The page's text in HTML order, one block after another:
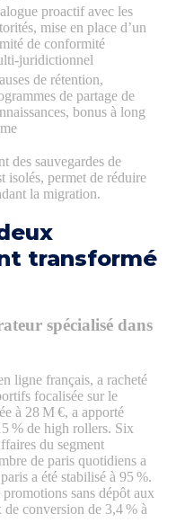
proactif avec les
mise en place d’un
de conformité
de rétention,
de partage de
bonus à long
des sauvegardes de
isolés, permet de réduire
la migration.
transformé
spécialisé dans
ligne français, a racheté
focalisée sur le
à 28 M €, a apporté
% de high rollers. Six
du segment
de paris quotidiens a
a été stabilisé à 95 %.
sans dépôt aux
conversion de 3,4 % à